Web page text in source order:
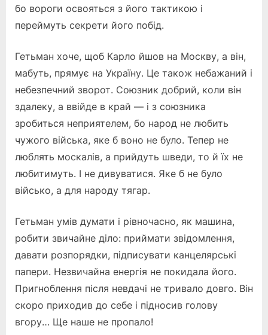
бо вороги освояться з його тактикою і
переймуть секрети його побід.
Гетьман хоче, щоб Карло йшов на Москву, а він,
мабуть, прямує на Україну. Це також небажаний і
небезпечний зворот. Союзник добрий, коли він
здалеку, а ввійде в край — і з союзника
зробиться неприятелем, бо народ не любить
чужого війська, яке б воно не було. Тепер не
люблять москалів, а прийдуть шведи, то й їх не
любитимуть. І не дивуватися. Яке б не було
військо, а для народу тягар.
Гетьман умів думати і рівночасно, як машина,
робити звичайне діло: приймати звідомлення,
давати розпорядки, підписувати канцелярські
папери. Незвичайна енергія не покидала його.
Пригноблення після невдачі не тривало довго. Він
скоро приходив до себе і підносив голову
вгору… Ще наше не пропало!